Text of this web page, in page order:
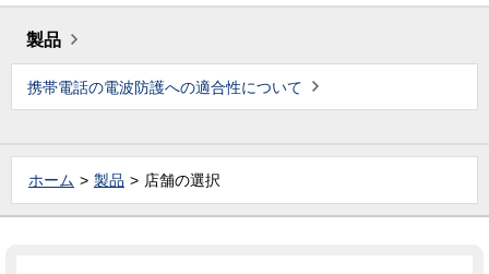
製品
携帯電話の電波防護への適合性について
ホーム 製品 店舗の選択